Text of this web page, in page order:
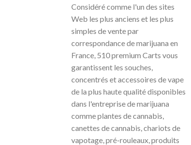
Considéré comme l'un des sites
Web les plus anciens et les plus
simples de vente par
correspondance de marijuana en
France, 510 premium Carts vous
garantissent les souches,
concentrés et accessoires de vape
de la plus haute qualité disponibles
dans l'entreprise de marijuana
comme plantes de cannabis,
canettes de cannabis, chariots de
vapotage, pré-rouleaux, produits